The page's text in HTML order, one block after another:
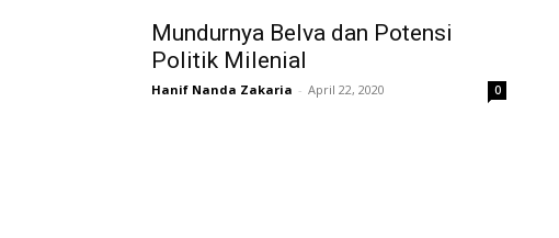
Mundurnya Belva dan Potensi
Politik Milenial
Hanif Nanda Zakaria - April 22, 2020 0